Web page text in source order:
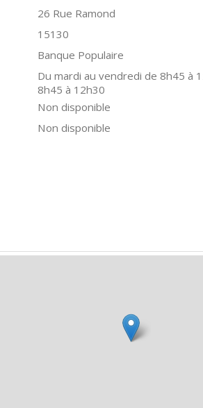
26 Rue Ramond
15130
Banque Populaire
Du mardi au vendredi de 8h45 à
8h45 à 12h30
Non disponible
Non disponible